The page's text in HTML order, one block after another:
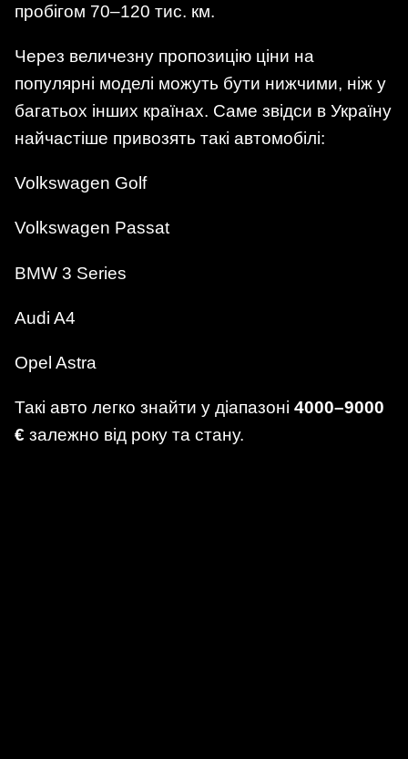
пробігом 70–120 тис. км.
Через величезну пропозицію ціни на
популярні моделі можуть бути нижчими, ніж у
багатьох інших країнах. Саме звідси в Україну
найчастіше привозять такі автомобілі:
Volkswagen Golf
Volkswagen Passat
BMW 3 Series
Audi A4
Opel Astra
Такі авто легко знайти у діапазоні 4000–9000
€ залежно від року та стану.